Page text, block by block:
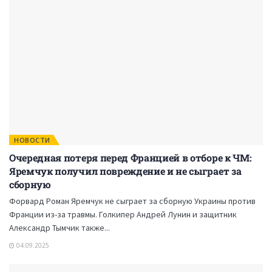
НОВОСТИ
Очередная потеря перед Францией в отборе к ЧМ:
Яремчук получил повреждение и не сыграет за
сборную
Форвард Роман Яремчук не сыграет за сборную Украины против
Франции из-за травмы. Голкипер Андрей Лунин и защитник
Александр Тымчик также...
04.09.2025